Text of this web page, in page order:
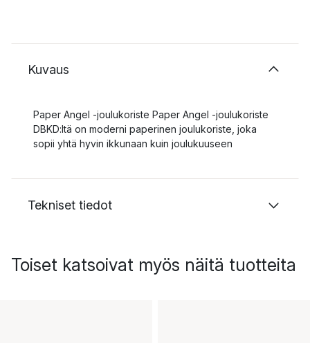
Kuvaus
Paper Angel -joulukoriste Paper Angel -joulukoriste
DBKD:ltä on moderni paperinen joulukoriste, joka
sopii yhtä hyvin ikkunaan kuin joulukuuseen
Tekniset tiedot
Toiset katsoivat myös näitä tuotteita